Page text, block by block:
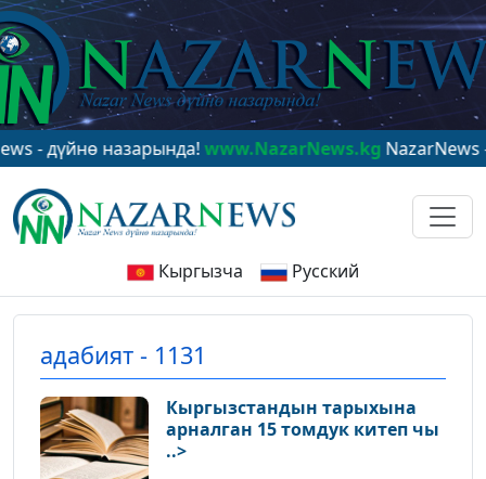
назарында!www.NazarNews.kgNazarNews - в
Кыргызча Русский
адабият - 1131
Кыргызстандын тарыхына
арналган 15 томдук китеп чы
..>